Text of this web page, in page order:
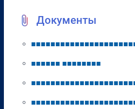
Документы
■■■■■■■■■■■■■■■■■■■■■
■■■■■■ ■■■■■■■■
■■■■■■■■■■■■■■■■■■■■■
■■■■■■■■■■■■■■■■■■■■■